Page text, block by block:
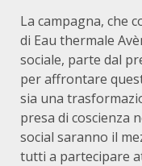
La campagna, che
di Eau thermale
sociale, parte dal
per affrontare
sia una
presa di coscienza
social saranno il
tutti a partecipare